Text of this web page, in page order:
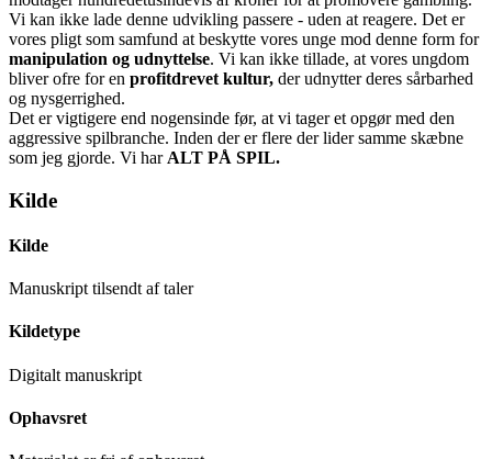
Vi kan ikke lade denne udvikling passere - uden at reagere. Det er
vores pligt som samfund at beskytte vores unge mod denne form for
manipulation og udnyttelse. Vi kan ikke tillade, at vores ungdom
bliver ofre for en profitdrevet kultur, der udnytter deres sårbarhed
og nysgerrighed.
Det er vigtigere end nogensinde før, at vi tager et opgør med den
aggressive spilbranche. Inden der er flere der lider samme skæbne
som jeg gjorde. Vi har ALT PÅ SPIL.
Kilde
Kilde
Manuskript tilsendt af taler
Kildetype
Digitalt manuskript
Ophavsret